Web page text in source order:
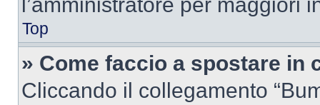
Top
» Come faccio a spostare in
Cliccando il collegamento